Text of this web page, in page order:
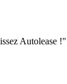
Autolease !"